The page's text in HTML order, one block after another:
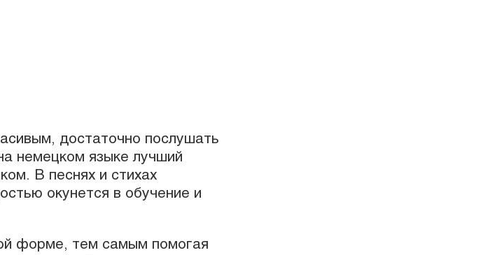
достаточно послушать
немецком языке лучший
В песнях и стихах
окунется в обучение и
форме, тем самым помогая